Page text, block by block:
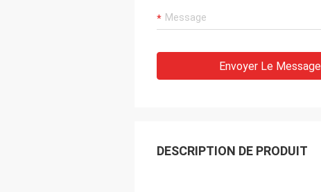
Envoyer Le Message
DESCRIPTION DE PRODUIT